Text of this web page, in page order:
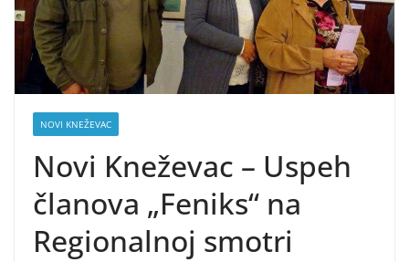
NOVI KNEŽEVAC
Novi Kneževac – Uspeh
članova „Feniks“ na
Regionalnoj smotri